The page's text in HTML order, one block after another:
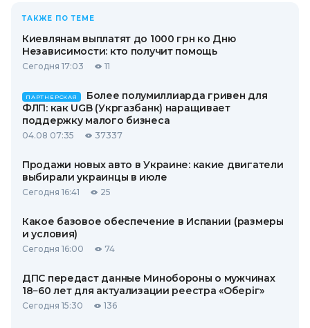
ТАКЖЕ ПО ТЕМЕ
Киевлянам выплатят до 1000 грн ко Дню
Независимости: кто получит помощь
Сегодня 17:03 11
ПАРТНЕРСКАЯ
Более полумиллиарда гривен для
ФЛП: как UGB (Укргазбанк) наращивает
поддержку малого бизнеса
04.08 07:35 37337
Продажи новых авто в Украине: какие двигатели
выбирали украинцы в июле
Сегодня 16:41 25
Какое базовое обеспечение в Испании (размеры
и условия)
Сегодня 16:00 74
ДПС передаст данные Минобороны о мужчинах
18−60 лет для актуализации реестра «Оберіг»
Сегодня 15:30 136